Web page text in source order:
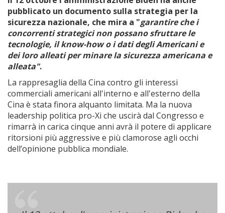
pubblicato un documento sulla strategia per la
sicurezza nazionale, che mira a "garantire che i
concorrenti strategici non possano sfruttare le
tecnologie, il know-how o i dati degli Americani e
dei loro alleati per minare la sicurezza americana e
alleata".
La rappresaglia della Cina contro gli interessi
commerciali americani all'interno e all'esterno della
Cina è stata finora alquanto limitata. Ma la nuova
leadership politica pro-Xi che uscirà dal Congresso e
rimarrà in carica cinque anni avrà il potere di applicare
ritorsioni più aggressive e più clamorose agli occhi
dell’opinione pubblica mondiale.